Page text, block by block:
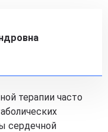
терапии часто
сердечной